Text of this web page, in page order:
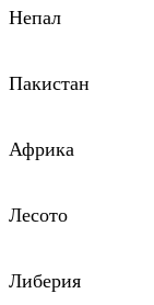
Непал
Пакистан
Африка
Лесото
Либерия